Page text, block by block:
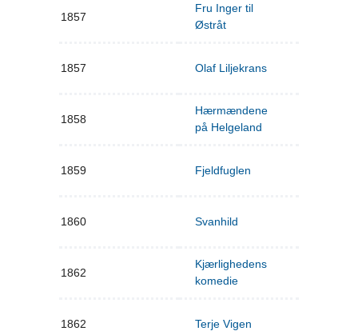
1857
Fru Inger til
Østråt
1857 Olaf Liljekrans
1858
Hærmændene
på Helgeland
1859 Fjeldfuglen
1860 Svanhild
1862
Kjærlighedens
komedie
1862 Terje Vigen